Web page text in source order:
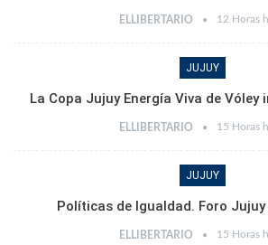
ELLIBERTARIO 12 Horas
JUJUY
La Copa Jujuy Energía Viva de Vóley
ELLIBERTARIO 15 Horas
JUJUY
Políticas de Igualdad. Foro
ELLIBERTARIO 15 Horas